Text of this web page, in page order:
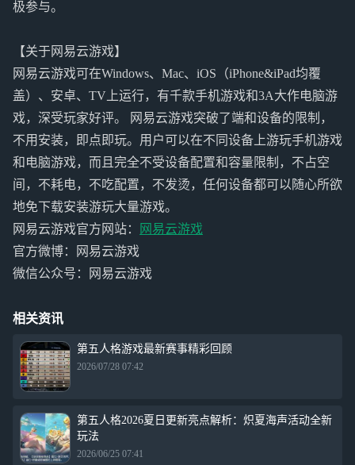
极参与。
【关于网易云游戏】
网易云游戏可在Windows、Mac、iOS（iPhone&iPad均覆
盖）、安卓、TV上运行，有千款手机游戏和3A大作电脑游
戏，深受玩家好评。 网易云游戏突破了端和设备的限制，
不用安装，即点即玩。用户可以在不同设备上游玩手机游戏
和电脑游戏，而且完全不受设备配置和容量限制，不占空
间，不耗电，不吃配置，不发烫，任何设备都可以随心所欲
地免下载安装游玩大量游戏。
网易云游戏官方网站：
网易云游戏
官方微博：网易云游戏
微信公众号：网易云游戏
相关资讯
第五人格游戏最新赛事精彩回顾
2026/07/28 07:42
第五人格2026夏日更新亮点解析：炽夏海声活动全新
玩法
2026/06/25 07:41